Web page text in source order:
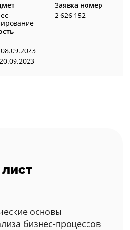
Заявка номер
2 626 152
основы
бизнес-процессов